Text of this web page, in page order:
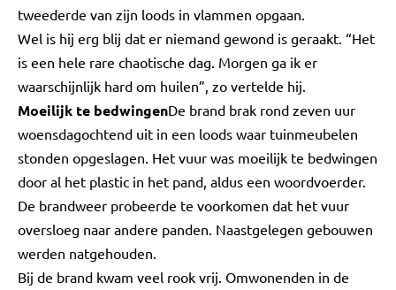
tweederde van zijn loods in vlammen opgaan.
Wel is hij erg blij dat er niemand gewond is geraakt. “Het
is een hele rare chaotische dag. Morgen ga ik er
waarschijnlijk hard om huilen”, zo vertelde hij.
Moeilijk te bedwingenDe brand brak rond zeven uur
woensdagochtend uit in een loods waar tuinmeubelen
stonden opgeslagen. Het vuur was moeilijk te bedwingen
door al het plastic in het pand, aldus een woordvoerder.
De brandweer probeerde te voorkomen dat het vuur
oversloeg naar andere panden. Naastgelegen gebouwen
werden natgehouden.
Bij de brand kwam veel rook vrij. Omwonenden in de